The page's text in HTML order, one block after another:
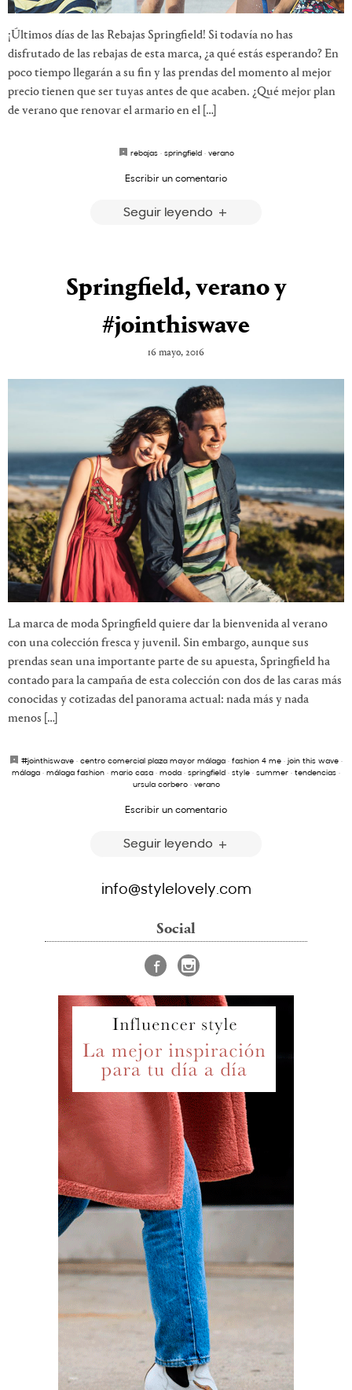
¡Últimos días de las Rebajas Springfield! Si todavía no has
disfrutado de las rebajas de esta marca, ¿a qué estás esperando? En
poco tiempo llegarán a su fin y las prendas del momento al mejor
precio tienen que ser tuyas antes de que acaben. ¿Qué mejor plan
de verano que renovar el armario en el […]
rebajas· springfield· verano
Escribir un comentario
Seguir leyendo
Springfield, verano y
#jointhiswave
16 mayo, 2016
La marca de moda Springfield quiere dar la bienvenida al verano
con una colección fresca y juvenil. Sin embargo, aunque sus
prendas sean una importante parte de su apuesta, Springfield ha
contado para la campaña de esta colección con dos de las caras más
conocidas y cotizadas del panorama actual: nada más y nada
menos […]
#jointhiswave · centro comercial plaza mayor málaga · fashion 4 me · join this wave ·
málaga · málaga fashion · mario casa · moda · springfield · style · summer · tendencias ·
ursula corbero· verano
Escribir un comentario
Seguir leyendo
info@stylelovely.com
Social